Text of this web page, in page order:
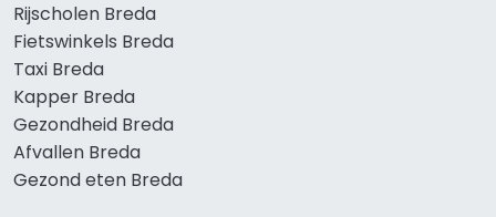
Rijscholen Breda
Fietswinkels Breda
Taxi Breda
Kapper Breda
Gezondheid Breda
Afvallen Breda
Gezond eten Breda